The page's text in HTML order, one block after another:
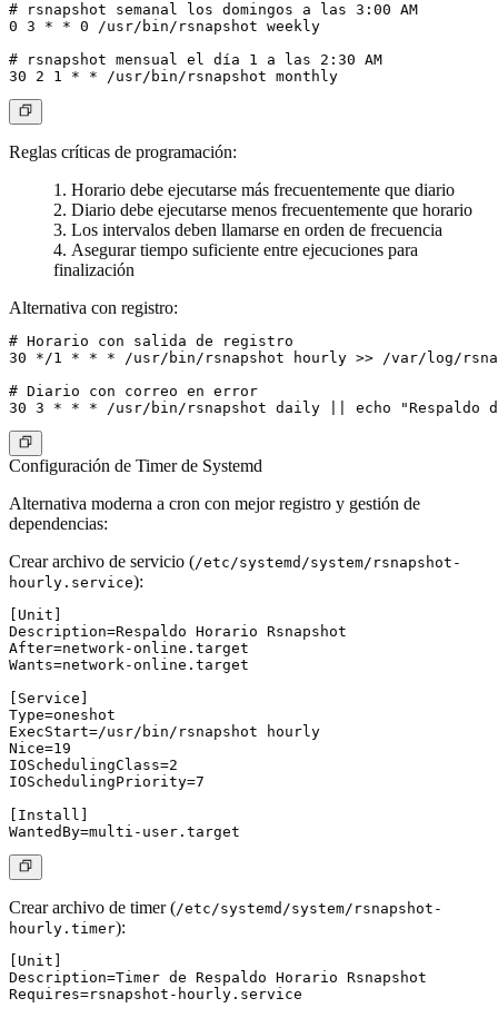
# rsnapshot semanal los domingos a las 3:00 AM
0 3 * * 0 /usr/bin/rsnapshot weekly
# rsnapshot mensual el día 1 a las 2:30 AM
Reglas críticas de programación:
Horario debe ejecutarse más frecuentemente que diario
Diario debe ejecutarse menos frecuentemente que horario
Los intervalos deben llamarse en orden de frecuencia
Asegurar tiempo suficiente entre ejecuciones para
finalización
Alternativa con registro:
# Horario con salida de registro
30 */1 * * * /usr/bin/rsnapshot hourly >> /var/log/
# Diario con correo en error
30 3 * * * /usr/bin/rsnapshot daily || echo
Configuración de Timer de Systemd
Alternativa moderna a cron con mejor registro y gestión de
dependencias:
Crear archivo de servicio (/etc/systemd/system/rsnapshot-
hourly.service):
[Unit]
Description=Respaldo Horario Rsnapshot
After=network-online.target
Wants=network-online.target
[Service]
Type=oneshot
ExecStart=/usr/bin/rsnapshot hourly
Nice=19
IOSchedulingClass=2
IOSchedulingPriority=7
[Install]
Crear archivo de timer(/etc/systemd/system/rsnapshot-
hourly.timer):
[Unit]
Description=Timer de Respaldo Horario Rsnapshot
Requires=rsnapshot-hourly.service